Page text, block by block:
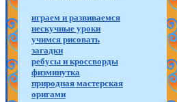
играем и развиваемся
нескучные уроки
учимся рисовать
загадки
ребусы и кроссворды
физминутка
природная мастерская
оригами